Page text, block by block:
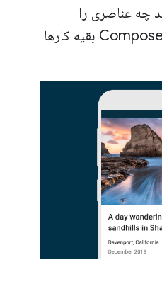
عناصری را
می‌خواهید، و کامپایلر Compose بقیه کارها